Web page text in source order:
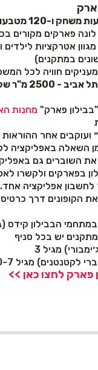
פארקים מקורים
אטרקציות
במתקנים)
חוויה לכל
בטיחות מהשורה הראשונה
פארק" מחנות
ועוקבים אחר ההוראות
השאלה באפליקציה
השוברים גם
בפארקים ולקשרו
אפליקציה אחד.
דרך כרטיס בבילון
הבבילון קידס
יש בכל סניף
מגיל 3
לקטנטנים) מגיל 0-7
פארק לחצו כאן >>